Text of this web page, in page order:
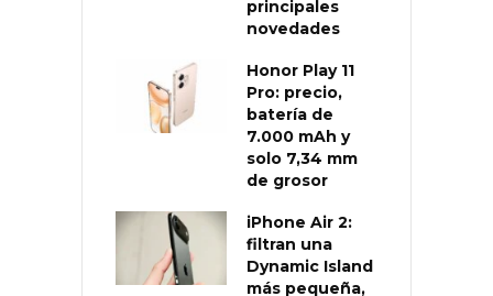
principales
novedades
Honor Play 11
Pro: precio,
batería de
7.000 mAh y
solo 7,34 mm
de grosor
iPhone Air 2:
filtran una
Dynamic Island
más pequeña,